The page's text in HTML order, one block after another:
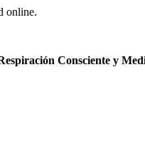
online.
Consciente y